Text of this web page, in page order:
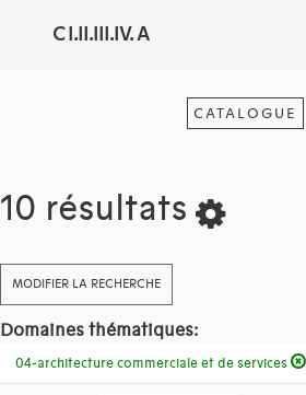
C I.II.III.IV. A
CATALOGUE
10 résultats
MODIFIER LA RECHERCHE
Domaines thématiques:
04-architecture commerciale et de services